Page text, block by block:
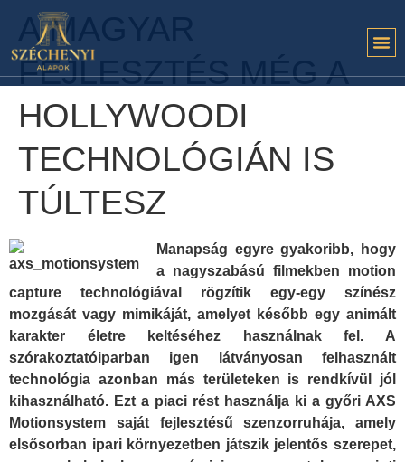
A MAGYAR
FEJLESZTÉS MÉG A
HOLLYWOODI
TECHNOLÓGIÁN IS
TÚLTESZ
Manapság egyre gyakoribb, hogy
a nagyszabású filmekben motion
capture technológiával rögzítik egy-egy színész
mozgását vagy mimikáját, amelyet később egy animált
karakter életre keltéséhez használnak fel. A
szórakoztatóiparban igen látványosan felhasznált
technológia azonban más területeken is rendkívül jól
kihasználható. Ezt a piaci rést használja ki a győri AXS
Motionsystem saját fejlesztésű szenzorruhája, amely
elsősorban ipari környezetben játszik jelentős szerepet,